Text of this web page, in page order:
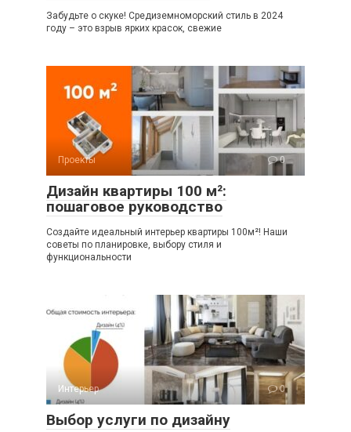
Забудьте о скуке! Средиземноморский стиль в 2024
году – это взрыв ярких красок, свежие
Проекты 0
Дизайн квартиры 100 м²:
пошаговое руководство
Создайте идеальный интерьер квартиры 100м²! Наши
советы по планировке, выбору стиля и
функциональности
Интерьер 0
Выбор услуги по дизайну